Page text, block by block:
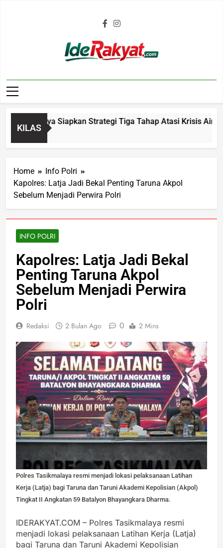
Iderakyat.com
KILAS
Siapkan Strategi Tiga Tahap Atasi Krisis Air
Home
Info Polri
Kapolres: Latja Jadi Bekal Penting Taruna Akpol
Sebelum Menjadi Perwira Polri
INFO POLRI
Kapolres: Latja Jadi Bekal
Penting Taruna Akpol
Sebelum Menjadi Perwira
Polri
Redaksi 2 Bulan Ago 0 2 Mins
Polres Tasikmalaya resmi menjadi lokasi pelaksanaan Latihan
Kerja (Latja) bagi Taruna dan Taruni Akademi Kepolisian (Akpol)
Tingkat II Angkatan 59 Batalyon Bhayangkara Dharma.
IDERAKYAT.COM – Polres Tasikmalaya resmi
menjadi lokasi pelaksanaan Latihan Kerja (Latja)
bagi Taruna dan Taruni Akademi Kepolisian